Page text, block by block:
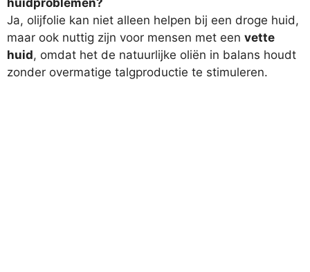
Ja, olijfolie kan niet alleen helpen bij een droge huid,
maar ook nuttig zijn voor mensen met een vette
huid, omdat het de natuurlijke oliën in balans houdt
zonder overmatige talgproductie te stimuleren.